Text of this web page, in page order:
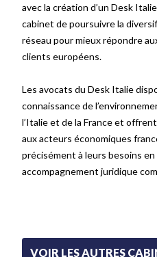
avec la création d’un Desk
cabinet de poursuivre la
réseau pour mieux répondre
clients européens.
Les avocats du Desk Italie
connaissance de
l’Italie et de la France et
aux acteurs économiques
précisément à leurs besoins
accompagnement juridique
VOIR LES AUTRES